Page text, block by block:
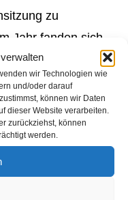
wir Technologien wie
und/oder darauf
können wir Daten
dieser Website verarbeiten.
zurückziehst, können
werden.
zu
Jahr fanden sich
dem
um 15
Gruppe um
Halle ein, um
170
100
Bei guter und